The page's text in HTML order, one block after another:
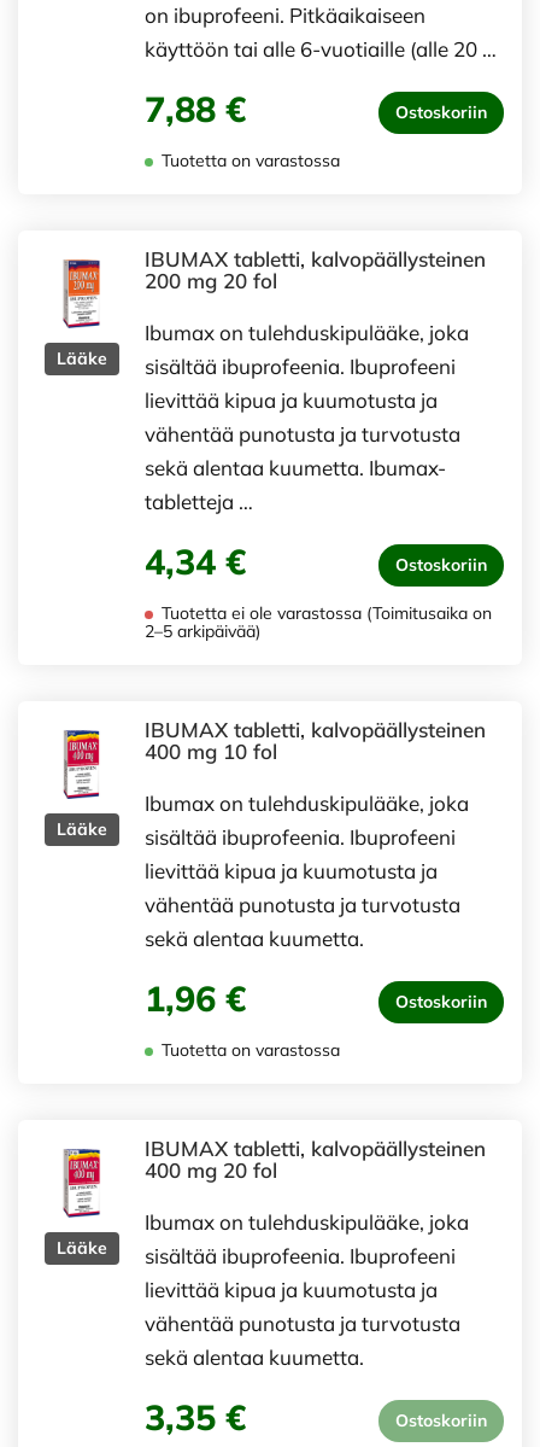
on ibuprofeeni. Pitkäaikaiseen
käyttöön tai alle 6-vuotiaille (alle 20 …
7,88 € Ostoskoriin
Tuotetta on varastossa
Lääke
IBUMAX tabletti, kalvopäällysteinen
200 mg 20 fol
Ibumax on tulehduskipulääke, joka
sisältää ibuprofeenia. Ibuprofeeni
lievittää kipua ja kuumotusta ja
vähentää punotusta ja turvotusta
sekä alentaa kuumetta. Ibumax-
tabletteja …
4,34 € Ostoskoriin
Tuotetta ei ole varastossa (Toimitusaika on
2–5 arkipäivää)
Lääke
IBUMAX tabletti, kalvopäällysteinen
400 mg 10 fol
Ibumax on tulehduskipulääke, joka
sisältää ibuprofeenia. Ibuprofeeni
lievittää kipua ja kuumotusta ja
vähentää punotusta ja turvotusta
sekä alentaa kuumetta.
1,96 € Ostoskoriin
Tuotetta on varastossa
Lääke
IBUMAX tabletti, kalvopäällysteinen
400 mg 20 fol
Ibumax on tulehduskipulääke, joka
sisältää ibuprofeenia. Ibuprofeeni
lievittää kipua ja kuumotusta ja
vähentää punotusta ja turvotusta
sekä alentaa kuumetta.
3,35 € Ostoskoriin